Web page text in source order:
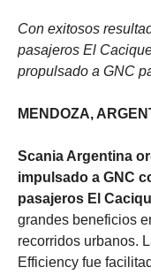
Con exitosos
pasajeros El
propulsado a GNC
MENDOZA,
Scania Argentina
impulsado a GNC
pasajeros El
grandes beneficios
recorridos urbanos.
Efficiency fue